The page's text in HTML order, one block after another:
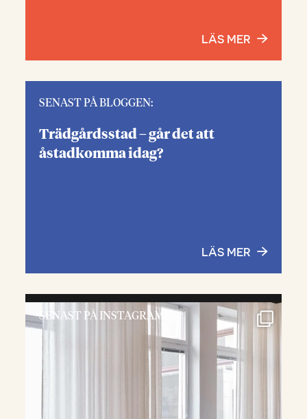
LÄS MER
SENAST PÅ BLOGGEN:
Trädgårdsstad – går det att
åstadkomma idag?
LÄS MER
SENAST PÅ INSTAGRAM: